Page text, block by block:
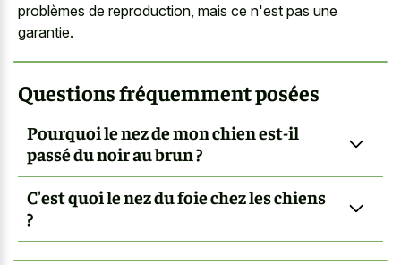
problèmes de reproduction, mais ce n'est pas une
garantie.
Questions fréquemment posées
Pourquoi le nez de mon chien est-il
passé du noir au brun ?
C'est quoi le nez du foie chez les chiens
?